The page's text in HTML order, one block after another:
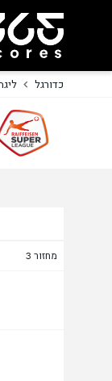
כדורגל
מחזור 3